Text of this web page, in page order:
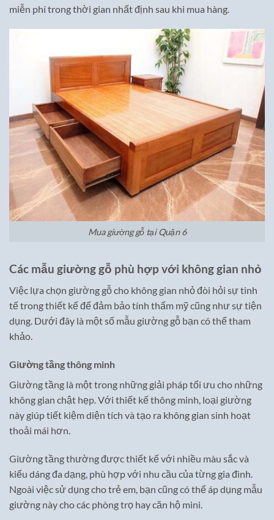
miễn phí trong thời gian nhất định sau khi mua hàng.
Mua giường gỗ tại Quận 6
Các mẫu giường gỗ phù hợp với không gian nhỏ
Việc lựa chọn giường gỗ cho không gian nhỏ đòi hỏi sự tinh
tế trong thiết kế để đảm bảo tính thẩm mỹ cũng như sự tiện
dụng. Dưới đây là một số mẫu giường gỗ bạn có thể tham
khảo.
Giường tầng thông minh
Giường tầng là một trong những giải pháp tối ưu cho những
không gian chật hẹp. Với thiết kế thông minh, loại giường
này giúp tiết kiệm diện tích và tạo ra không gian sinh hoạt
thoải mái hơn.
Giường tầng thường được thiết kế với nhiều màu sắc và
kiểu dáng đa dạng, phù hợp với nhu cầu của từng gia đình.
Ngoài việc sử dụng cho trẻ em, bạn cũng có thể áp dụng mẫu
giường này cho các phòng trọ hay căn hộ mini.